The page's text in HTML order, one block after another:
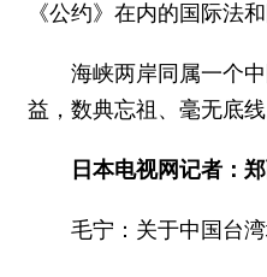
《公约》在内的国际法
海峡两岸同属一个
益，数典忘祖、毫无底
日本电视网记者：
毛宁：关于中国台